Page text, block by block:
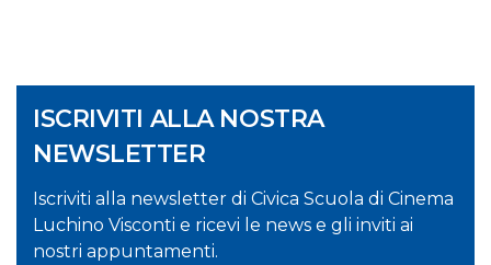
ISCRIVITI ALLA NOSTRA
NEWSLETTER
Iscriviti alla newsletter di Civica Scuola di Cinema
Luchino Visconti e ricevi le news e gli inviti ai
nostri appuntamenti.